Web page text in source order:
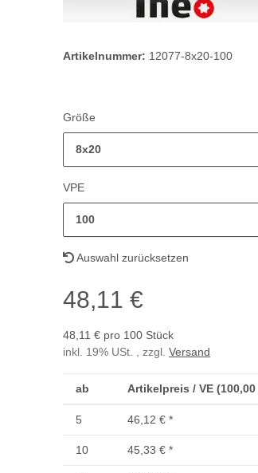
Artikelnummer: 12077-8x20-100
Größe
8x20
VPE
100
Auswahl zurücksetzen
48,11 €
48,11 € pro 100 Stück
inkl. 19% USt. , zzgl. Versand
ab Artikelpreis / VE
5 46,12 € *
10 45,33 € *